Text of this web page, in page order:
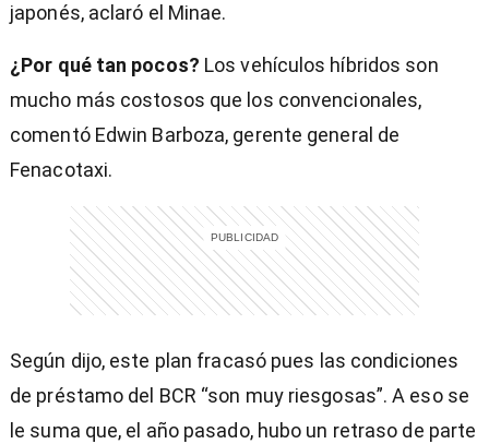
japonés, aclaró el Minae.
¿Por qué tan pocos? Los vehículos híbridos son
mucho más costosos que los convencionales,
comentó Edwin Barboza, gerente general de
Fenacotaxi.
Según dijo, este plan fracasó pues las condiciones
de préstamo del BCR “son muy riesgosas”. A eso se
le suma que, el año pasado, hubo un retraso de parte